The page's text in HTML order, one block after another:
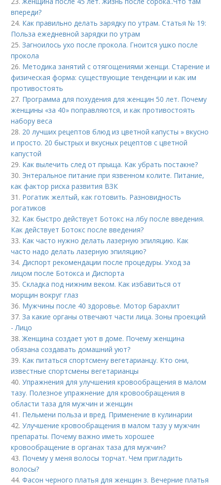
впереди?
24. Как правильно делать зарядку по утрам. Статья № 19:
Польза ежедневной зарядки по утрам
25.Загноилось ухо после прокола. Гноится ушко после
прокола
26. Методика занятий с отягощениями женщи. Старение и
физическая форма: существующие тенденции и как им
противостоять
27. Программа для похудения для женщин 50 лет. Почему
женщины «за 40» поправляются, и как противостоять
набору веса
28. 20 лучших рецептов блюд из цветной капусты » вкусно
и просто. 20 быстрых и вкусных рецептов с цветной
капустой
29. Как вылечить след от прыща. Как убрать постакне?
30. Энтеральное питание при язвенном колите. Питание,
как фактор риска развития ВЗК
31. Рогатик желтый, как готовить. Разновидность
рогатиков
32. Как быстро действует Ботокс на лбу после введения.
Как действует Ботокс после введения?
33. Как часто нужно делать лазерную эпиляцию. Как
часто надо делать лазерную эпиляцию?
34.Диспорт рекомендации после процедуры. Уход за
лицом после Ботокса и Диспорта
35.Складка под нижним веком. Как избавиться от
морщин вокруг глаз
36. Мужчины после 40 здоровье. Мотор барахлит
37.За какие органы отвечают части лица. Зоны проекций
- Лицо
38.Женщина создает уют в доме. Почему женщина
обязана создавать домашний уют?
39. Как питаться спортсмену вегетарианцу. Кто они,
известные спортсмены вегетарианцы
40.Упражнения для улучшения кровообращения в малом
тазу. Полезное упражнение для кровообращения в
области таза для мужчин и женщин
41. Пельмени польза и вред. Применение в кулинарии
42.Улучшение кровообращения в малом тазу у мужчин
препараты. Почему важно иметь хорошее
кровообращение в органах таза для мужчин?
43. Почему у меня волосы торчат. Чем пригладить
волосы?
44.Фасон черного платья для женщин з. Вечерние платья